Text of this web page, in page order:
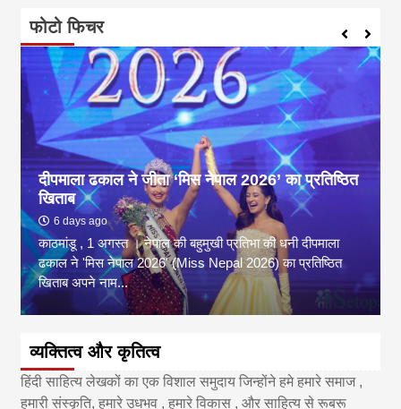
फोटो फिचर
दीपमाला ढकाल ने जीता ‘मिस नेपाल 2026’ का प्रतिष्ठित
खिताब
6 days ago
काठमांडू , 1 अगस्त । नेपाल की बहुमुखी प्रतिभा की धनी दीपमाला
ढकाल ने 'मिस नेपाल 2026' (Miss Nepal 2026) का प्रतिष्ठित
खिताब अपने नाम...
व्यक्तित्व और कृतित्व
हिंदी साहित्य लेखकों का एक विशाल समुदाय जिन्होंने हमे हमारे समाज ,
हमारी संस्कृति, हमारे उधभव , हमारे विकास , और साहित्य से रूबरू